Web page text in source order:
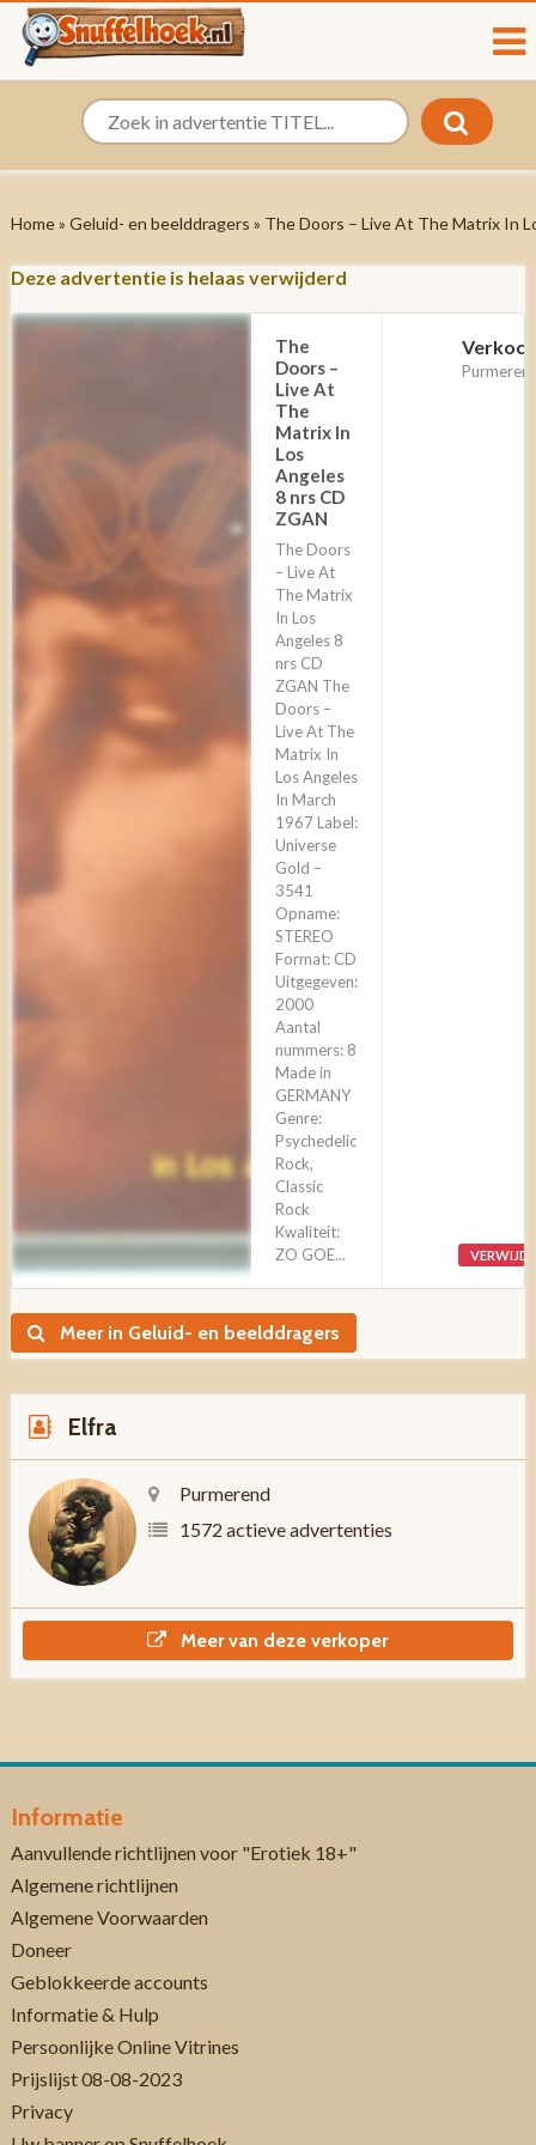
Home» Geluid- en beelddragers » The Doors – Live At The Matrix In
Deze advertentie is helaas verwijderd
The
Doors –
Live At
The
Matrix In
Los
Angeles
8 nrs CD
ZGAN
The Doors
– Live At
The Matrix
In Los
Angeles 8
nrs CD
ZGAN The
Doors –
Live At The
Matrix In
Los Angeles
In March
1967 Label:
Universe
Gold –
3541
Opname:
STEREO
Format: CD
Uitgegeven:
2000
Aantal
nummers: 8
Made in
GERMANY
Genre:
Psychedelic
Rock,
Classic
Rock
Kwaliteit:
ZO GOE...
Meer in Geluid- en beelddragers
Elfra
Purmerend
1572 actieve advertenties
Meer van deze verkoper
Informatie
Aanvullende richtlijnen voor "Erotiek 18+"
Algemene richtlijnen
Algemene Voorwaarden
Doneer
Geblokkeerde accounts
Informatie & Hulp
Persoonlijke Online Vitrines
Prijslijst 08-08-2023
Privacy